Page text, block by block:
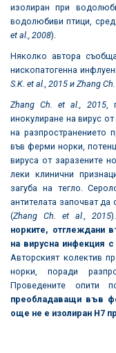
изолиран при
водолюбиви птици,
et al., 2008).
Няколко автора
нископатогенна
S.K. et al., 2015 и Zhang
Zhang Ch. et al., 2015,
инокулиране на вирус
на разпространението
във ферми норки,
вируса от заразените
леки клинични
загуба на тегло.
антителата започват
(Zhang Ch. et al., 2015
норките, отглеждани
на вирусна инфекция с
Авторският колектив
норки, поради
Проведените опити
преобладаващи във
още не е изолиран H7